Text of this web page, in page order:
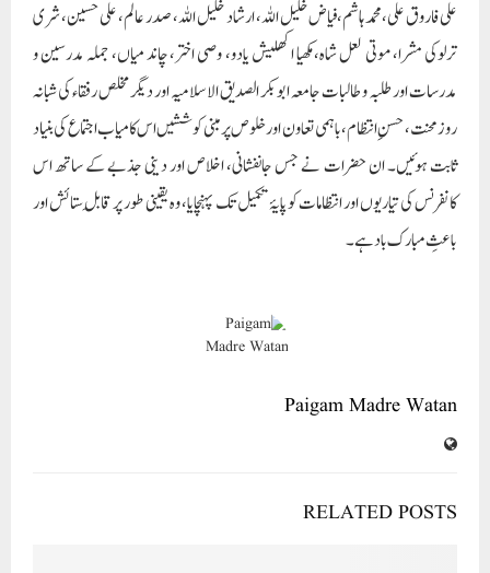
علی فاروق علی،محمد ہاشم،فیاض خلیل اللہ، ارشاد خلیل اللہ، صدر عالم، علی حسین، شری
ترلوکی مشرا، موتی لعل شاہ،مکھیا اکھلیش یادو، وصی اختر، چاند میاں، جملہ مدرسین و
مدرسات اور طلبہ و طالبات جامعہ ابوبکر الصدیق الاسلامیہ اور دیگر مخلص رفقاء کی شبانہ
روز محنت، حسنِ انتظام، باہمی تعاون اور خلوص پر مبنی کوششیں اس کامیاب اجتماع کی بنیاد
ثابت ہوئیں۔ ان حضرات نے جس جانفشانی، اخلاص اور دینی جذبے کے ساتھ اس
کانفرنس کی تیاریوں اور انتظامات کو پایۂ تکمیل تک پہنچایا، وہ یقینی طور پر قابلِ ستائش اور
باعثِ مبارک باد ہے۔
Paigam Madre Watan
RELATED POSTS